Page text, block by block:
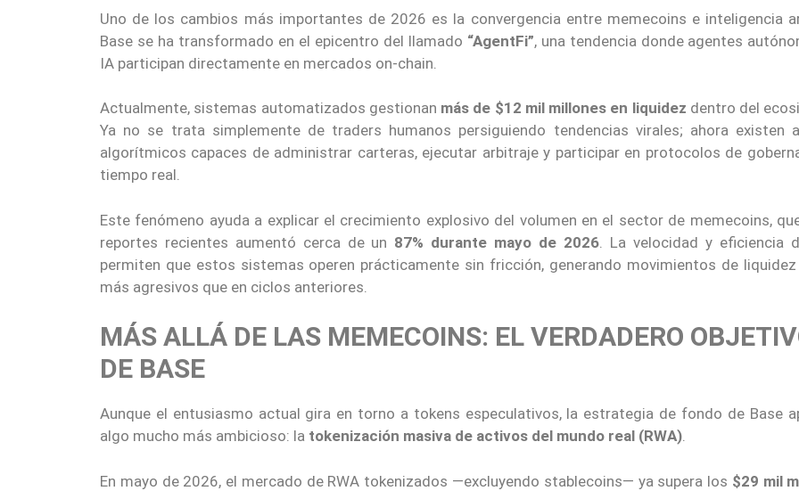
Uno de los cambios más importantes de 2026 es la convergencia entre memecoins e inteligencia
Base se ha transformado en el epicentro del llamado “AgentFi”, una tendencia donde agentes
IA participan directamente en mercados on-chain.
Actualmente, sistemas automatizados gestionan más de $12 mil millones en liquidez dentro del
Ya no se trata simplemente de traders humanos persiguiendo tendencias virales; ahora existen
algorítmicos capaces de administrar carteras, ejecutar arbitraje y participar en protocolos de
tiempo real.
Este fenómeno ayuda a explicar el crecimiento explosivo del volumen en el sector de memecoins,
reportes recientes aumentó cerca de un 87% durante mayo de 2026 . La velocidad y eficiencia
permiten que estos sistemas operen prácticamente sin fricción, generando movimientos de
más agresivos que en ciclos anteriores.
MÁS ALLÁ DE LAS MEMECOINS: EL VERDADERO
DE BASE
Aunque el entusiasmo actual gira en torno a tokens especulativos, la estrategia de fondo de Base
algo mucho más ambicioso: la tokenización masiva de activos del mundo real (RWA).
En mayo de 2026, el mercado de RWA tokenizados —excluyendo stablecoins— ya supera los $29 mil